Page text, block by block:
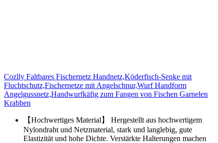
Cozlly Faltbares Fischernetz Handnetz,Köderfisch-Senke mit
Fluchtschutz,Fischernetze mit Angelschnur,Wurf Handform
Angelgussnetz,Handwurfkäfig zum Fangen von Fischen Garnelen
Krabben
【Hochwertiges Material】 Hergestellt aus hochwertigem
Nylondraht und Netzmaterial, stark und langlebig, gute
Elastizität und hohe Dichte. Verstärkte Halterungen machen